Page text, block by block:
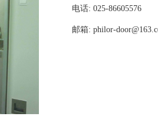
电话: 025-86605576
邮箱: philor-